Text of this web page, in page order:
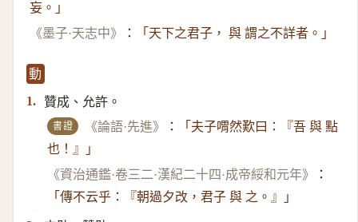
妄。」
《墨子·天志中》
： 「天下之君子， 與 謂之不詳者。」
動
1.
贊成、允許。
書證 《論語·先進》 ：
「夫子喟然歎曰：『吾 與 點
也！』」
《資治通鑑·卷三二·漢紀二十四·成帝綏和元年》
：
「傳不云乎：『朝過夕改，君子 與 之。』」